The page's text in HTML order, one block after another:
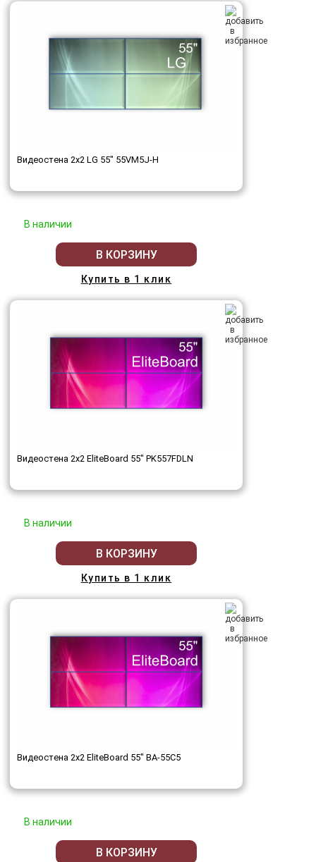
Видеостена 2x2 LG 55" 55VM5J-H
В наличии
В КОРЗИНУ
Купить в 1 клик
Видеостена 2x2 EliteBoard 55" PK557FDLN
В наличии
В КОРЗИНУ
Купить в 1 клик
Видеостена 2x2 EliteBoard 55" BA-55C5
В наличии
В КОРЗИНУ